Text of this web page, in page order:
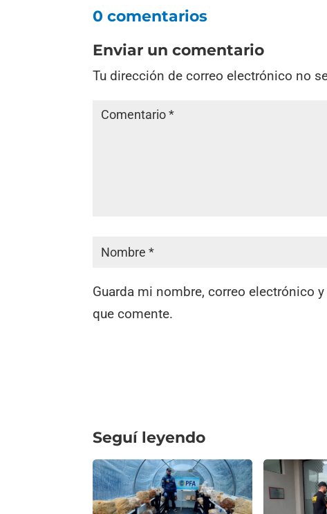
0 comentarios
Enviar un comentario
Tu dirección de correo electrónico no
Guarda mi nombre, correo electrónico
que comente.
Seguí leyendo